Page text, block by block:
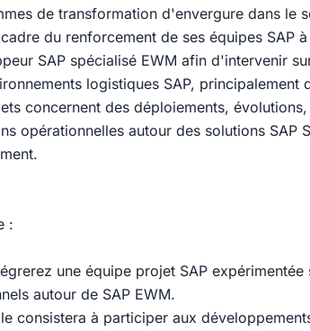
de transformation d'envergure dans le
du renforcement de ses équipes SAP
SAP spécialisé EWM afin d'intervenir
logistiques SAP, principalement
concernent des déploiements,
opérationnelles autour des solutions SAP
:
une équipe projet SAP
autour de SAP EWM.
consistera à participer aux